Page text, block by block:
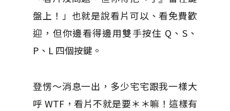
盤上！」也就是說看片可以、看免費歡
迎，但你邊看得邊用雙手按住 Q、S、
P、L 四個按鍵。
登愣～消息一出，多少宅宅跟我一樣大
呼 WTF，看片不就是要＊＊嘛！這樣有